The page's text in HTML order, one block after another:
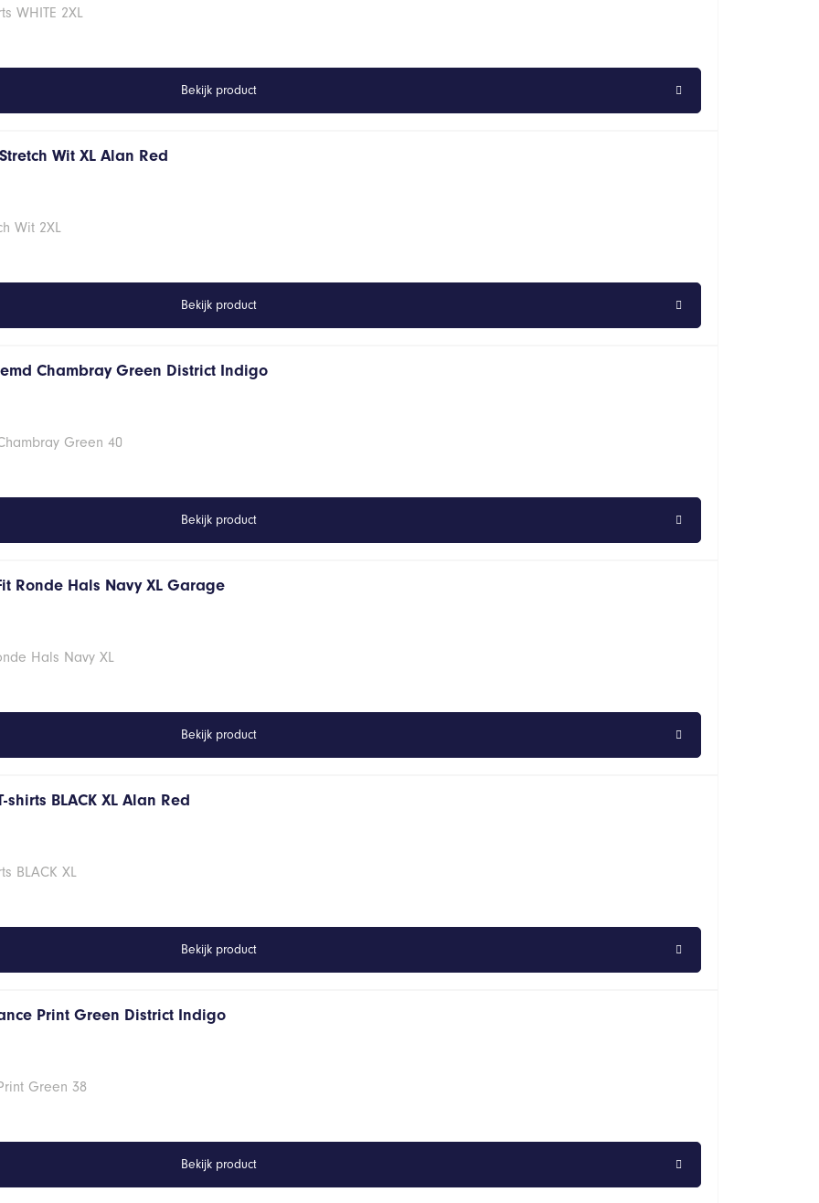
WHITE 2XL
Bekijk product
Wit XL Alan Red
Wit 2XL
Bekijk product
Chambray Green District Indigo
Green 40
Bekijk product
Ronde Hals Navy XL Garage
Hals Navy XL
Bekijk product
BLACK XL Alan Red
BLACK XL
Bekijk product
Print Green District Indigo
Green 38
Bekijk product